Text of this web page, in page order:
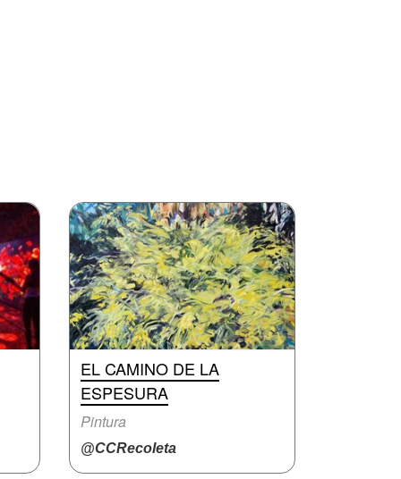
EL CAMINO DE LA
ESPESURA
Pintura
@CCRecoleta